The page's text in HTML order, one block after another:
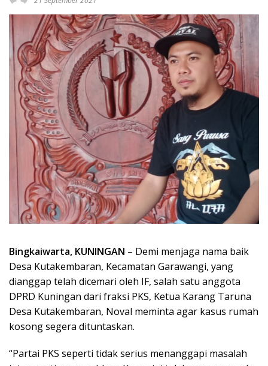
Bingkaiwarta, KUNINGAN – Demi menjaga nama baik
Desa Kutakembaran, Kecamatan Garawangi, yang
dianggap telah dicemari oleh IF, salah satu anggota
DPRD Kuningan dari fraksi PKS, Ketua Karang Taruna
Desa Kutakembaran, Noval meminta agar kasus rumah
kosong segera dituntaskan.
“Partai PKS seperti tidak serius menanggapi masalah